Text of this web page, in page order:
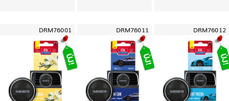
DRM76001 DRM76011 DRM76012